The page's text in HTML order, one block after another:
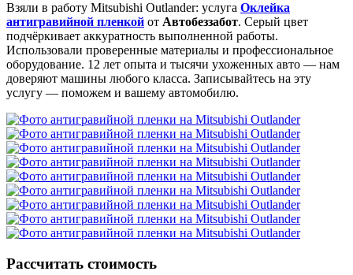
Взяли в работу Mitsubishi Outlander: услуга Оклейка
антигравийной пленкой от Автобеззабот. Серый цвет
подчёркивает аккуратность выполненной работы.
Использовали проверенные материалы и профессиональное
оборудование. 12 лет опыта и тысячи ухоженных авто — нам
доверяют машины любого класса. Записывайтесь на эту
услугу — поможем и вашему автомобилю.
Рассчитать стоимость